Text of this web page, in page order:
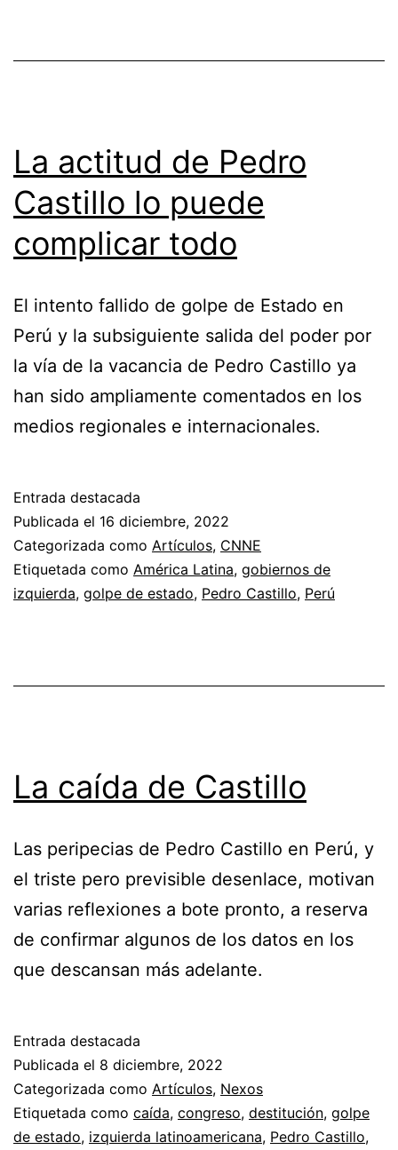
La actitud de Pedro
Castillo lo puede
complicar todo
El intento fallido de golpe de Estado en
Perú y la subsiguiente salida del poder por
la vía de la vacancia de Pedro Castillo ya
han sido ampliamente comentados en los
medios regionales e internacionales.
Entrada destacada
Publicada el 16 diciembre, 2022
Categorizada como Artículos, CNNE
Etiquetada como América Latina, gobiernos de
izquierda, golpe de estado, Pedro Castillo, Perú
La caída de Castillo
Las peripecias de Pedro Castillo en Perú, y
el triste pero previsible desenlace, motivan
varias reflexiones a bote pronto, a reserva
de confirmar algunos de los datos en los
que descansan más adelante.
Entrada destacada
Publicada el 8 diciembre, 2022
Categorizada como Artículos, Nexos
Etiquetada como caída, congreso, destitución, golpe
de estado, izquierda latinoamericana, Pedro Castillo,